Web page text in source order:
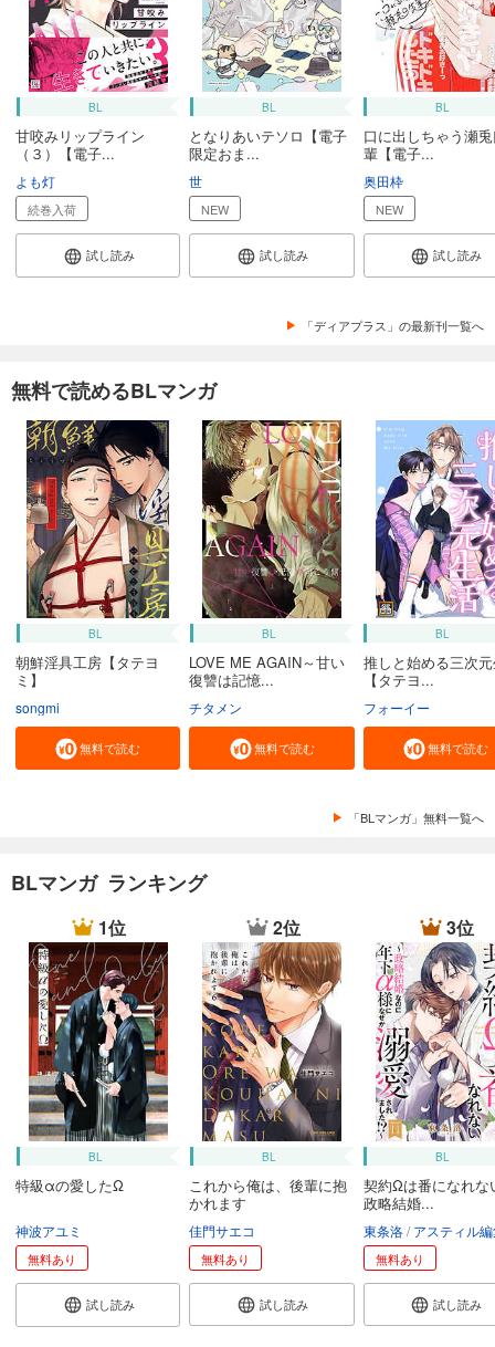
BL
甘咬みリップライン
（３）【電子...
よも灯
続巻入荷
試し読み
BL
となりあいテソロ【電子
限定おま...
世
NEW
試し読み
BL
口に出しちゃう瀬
輩【電子...
奥田枠
NEW
試し読み
「ディアプラス」の最新刊一覧へ
無料で読めるBLマンガ
BL
朝鮮淫具工房【タテヨ
ミ】
songmi
無料で読む
BL
LOVE ME AGAIN～甘い
復讐は記憶...
チタメン
無料で読む
BL
推しと始める三次
【タテヨ...
フォーイー
無料で読む
「BLマンガ」無料一覧へ
BLマンガ ランキング
1位
BL
特級αの愛したΩ
神波アユミ
無料あり
試し読み
2位
BL
これから俺は、後輩に抱
かれます
佳門サエコ
無料あり
試し読み
3位
BL
契約Ωは番になれな
政略結婚...
東条洛 アスティル
無料あり
試し読み